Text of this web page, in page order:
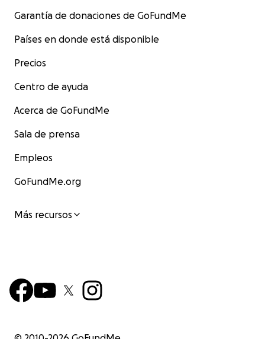
Garantía de donaciones de GoFundMe
Países en donde está disponible
Precios
Centro de ayuda
Acerca de GoFundMe
Sala de prensa
Empleos
GoFundMe.org
Más recursos